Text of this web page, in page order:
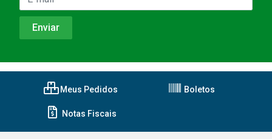
Meus Pedidos Boletos
Notas Fiscais